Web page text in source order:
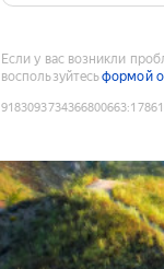
Если у вас возникли
воспользуйтесьформой
9183093734366800663: